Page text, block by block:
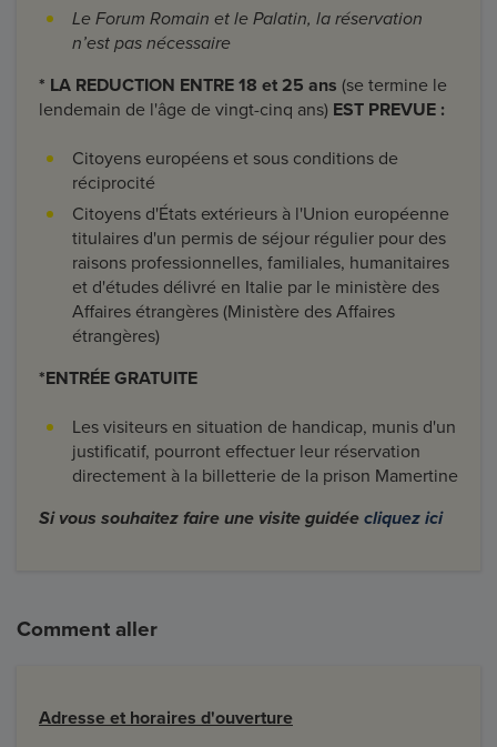
Le Forum Romain et le Palatin, la réservation
n’est pas nécessaire
* LA REDUCTION ENTRE 18 et 25 ans (se termine le
lendemain de l'âge de vingt-cinq ans) EST PREVUE :
Citoyens européens et sous conditions de
réciprocité
Citoyens d'États extérieurs à l'Union européenne
titulaires d'un permis de séjour régulier pour des
raisons professionnelles, familiales, humanitaires
et d'études délivré en Italie par le ministère des
Affaires étrangères (Ministère des Affaires
étrangères)
*ENTRÉE GRATUITE
Les visiteurs en situation de handicap, munis d'un
justificatif, pourront effectuer leur réservation
directement à la billetterie de la prison Mamertine
Si vous souhaitez faire une visite guidée cliquez ici
Comment aller
Adresse et horaires d'ouverture